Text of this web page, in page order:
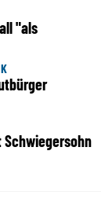
"als